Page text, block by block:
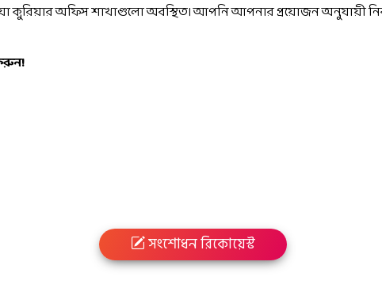
কুরিয়ার অফিস শাখাগুলো অবস্থিত। আপনি আপনার প্রয়োজন অনুযায়ী
সংশোধন রিকোয়েস্ট